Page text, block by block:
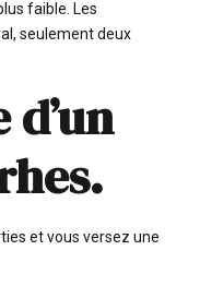
faible. Les
seulement deux
et vous versez une